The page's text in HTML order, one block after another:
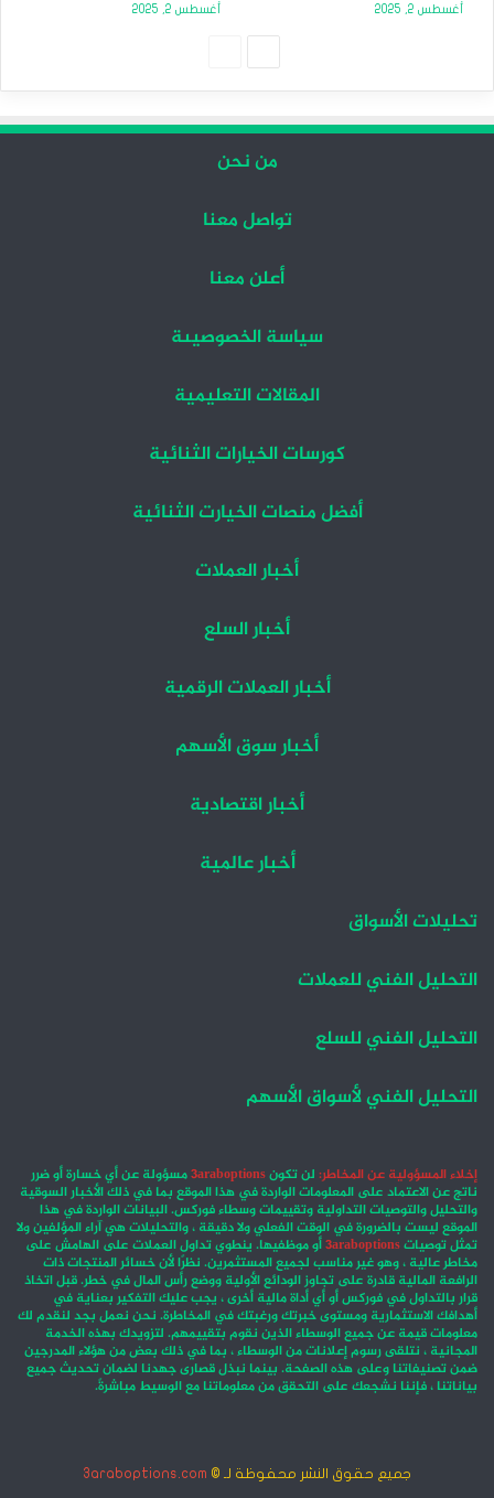
أغسطس 2, 2025 أغسطس 2, 2025
من نحن
تواصل معنا
أعلن معنا
سياسة الخصوصيىة
المقالات التعليمية
كورسات الخيارات الثنائية
أفضل منصات الخيارت الثنائية
أخبار العملات
أخبار السلع
أخبار العملات الرقمية
أخبار سوق الأسهم
أخبار اقتصادية
أخبار عالمية
تحليلات الأسواق
التحليل الفني للعملات
التحليل الفني للسلع
التحليل الفني لأسواق الأسهم
إخلاء المسؤولية عن المخاطر: لن تكون3araboptionsمسؤولة عن أي خسارة أو ضرر
ناتج عن الاعتماد على المعلومات الواردة في هذا الموقع بما في ذلك الأخبار السوقية
والتحليل والتوصيات التداولية وتقييمات وسطاء فوركس. البيانات الواردة في هذا
الموقع ليست بالضرورة في الوقت الفعلي ولا دقيقة ، والتحليلات هي آراء المؤلفين ولا
تمثل توصيات3araboptionsأو موظفيها. ينطوي تداول العملات على الهامش على
مخاطر عالية ، وهو غير مناسب لجميع المستثمرين. نظرًا لأن خسائر المنتجات ذات
الرافعة المالية قادرة على تجاوز الودائع الأولية ووضع رأس المال في خطر. قبل اتخاذ
قرار بالتداول في فوركس أو أي أداة مالية أخرى ، يجب عليك التفكير بعناية في
أهدافك الاستثمارية ومستوى خبرتك ورغبتك في المخاطرة. نحن نعمل بجد لنقدم لك
معلومات قيمة عن جميع الوسطاء الذين نقوم بتقييمهم. لتزويدك بهذه الخدمة
المجانية ، نتلقى رسوم إعلانات من الوسطاء ، بما في ذلك بعض من هؤلاء المدرجين
ضمن تصنيفاتنا وعلى هذه الصفحة. بينما نبذل قصارى جهدنا لضمان تحديث جميع
بياناتنا ، فإننا نشجعك على التحقق من معلوماتنا مع الوسيط مباشرةً.
جميع حقوق النشر محفوظة لـ © 3araboptions.com